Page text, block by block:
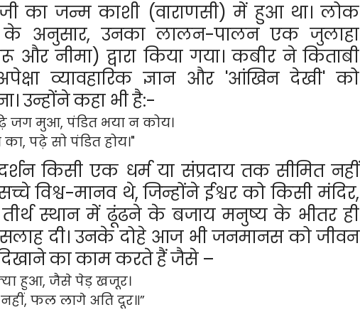
का जन्म काशी (वाराणसी) में हुआ था। लोक
के अनुसार, उनका लालन-पालन एक जुलाहा
और नीमा) द्वारा किया गया। कबीर ने किताबी
व्यावहारिक ज्ञान और 'आंखिन देखी' को
उन्होंने कहा भी है:-
जग मुआ, पंडित भया न कोय।
पढ़े सो पंडित होय।"
किसी एक धर्म या संप्रदाय तक सीमित नहीं
विश्व-मानव थे, जिन्होंने ईश्वर को किसी मंदिर,
स्थान में ढूंढने के बजाय मनुष्य के भीतर ही
दी। उनके दोहे आज भी जनमानस को जीवन
का काम करते हैं जैसे –
हुआ, जैसे पेड़ खजूर।
फल लागे अति दूर॥”